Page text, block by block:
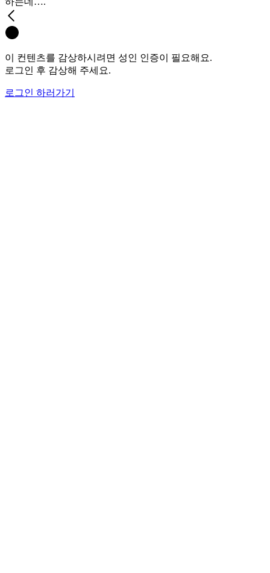
이 컨텐츠를 감상하시려면 성인 인증이 필요해요.
로그인 후 감상해 주세요.
로그인 하러가기